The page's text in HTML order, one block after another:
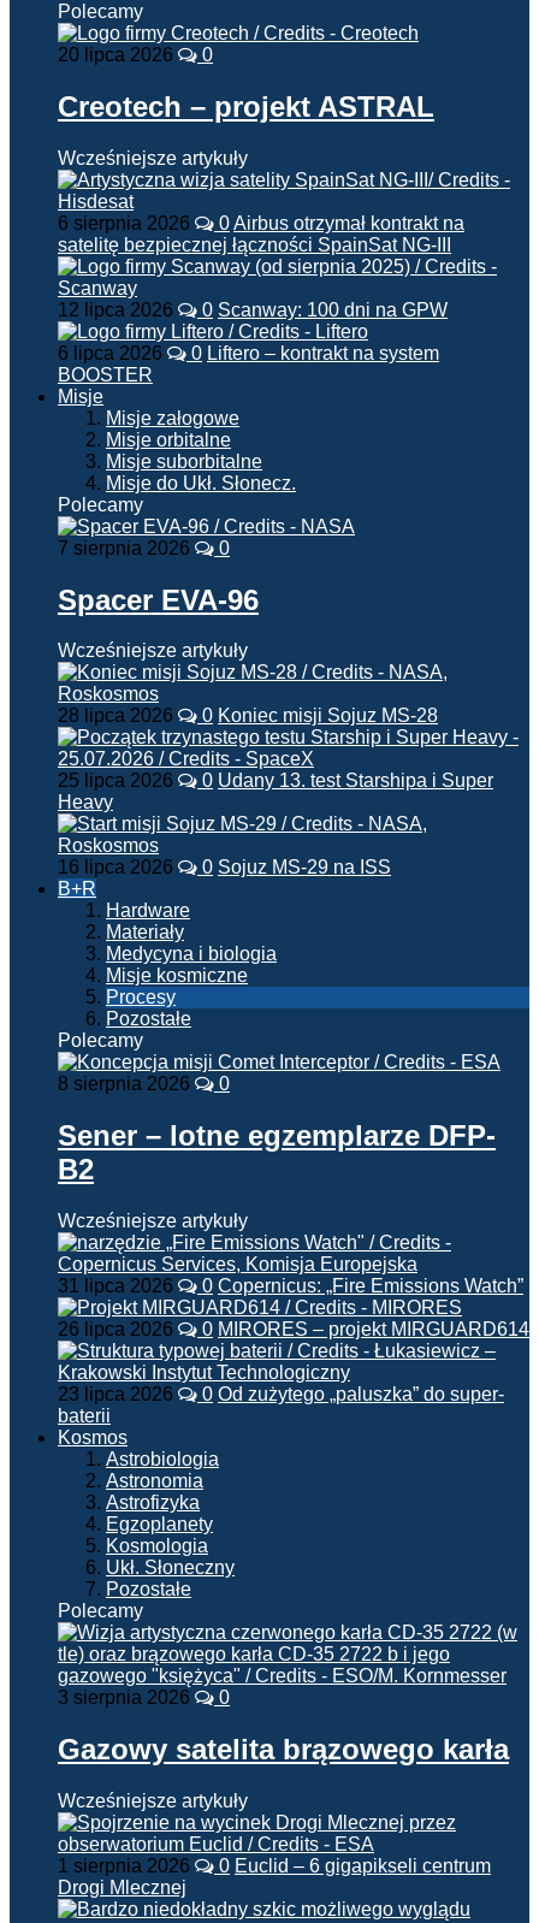
Polecamy
20 lipca 2026 0
Creotech – projekt ASTRAL
Wcześniejsze artykuły
6 sierpnia 2026 0Airbus otrzymał kontrakt na
satelitę bezpiecznej łączności SpainSat NG-III
12 lipca 2026 0 Scanway: 100 dni na GPW
6 lipca 2026 0 Liftero – kontrakt na system
BOOSTER
Misje
Misje załogowe
Misje orbitalne
Misje suborbitalne
Misje do Ukł. Słonecz.
Polecamy
7 sierpnia 2026 0
Spacer EVA-96
Wcześniejsze artykuły
28 lipca 2026 0 Koniec misji Sojuz MS-28
25 lipca 2026 0 Udany 13. test Starshipa i Super
Heavy
16 lipca 2026 0 Sojuz MS-29 na ISS
B+R
Hardware
Materiały
Medycyna i biologia
Misje kosmiczne
Procesy
Pozostałe
Polecamy
8 sierpnia 2026 0
Sener – lotne egzemplarze DFP-
B2
Wcześniejsze artykuły
31 lipca 2026 0 Copernicus: „Fire Emissions Watch”
26 lipca 2026 0 MIRORES – projekt MIRGUARD614
23 lipca 2026 0 Od zużytego „paluszka” do super-
baterii
Kosmos
Astrobiologia
Astronomia
Astrofizyka
Egzoplanety
Kosmologia
Ukł. Słoneczny
Pozostałe
Polecamy
3 sierpnia 2026 0
Gazowy satelita brązowego karła
Wcześniejsze artykuły
1 sierpnia 2026 0 Euclid – 6 gigapikseli centrum
Drogi Mlecznej